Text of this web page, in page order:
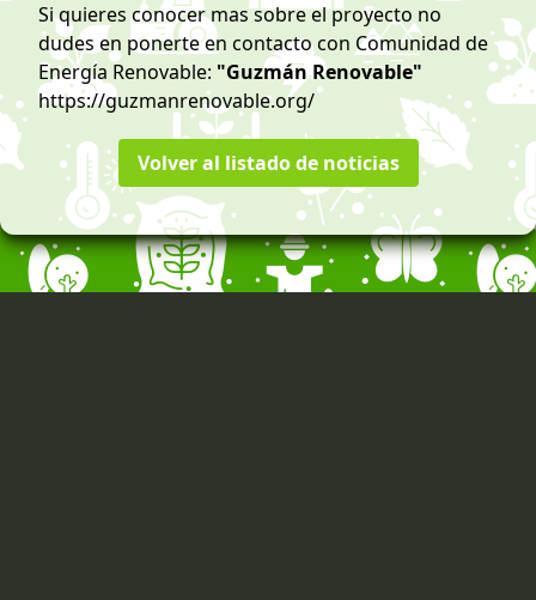
Si quieres conocer mas sobre el proyecto no
dudes en ponerte en contacto con Comunidad de
Energía Renovable: "Guzmán Renovable"
https://guzmanrenovable.org/
Volver al listado de noticias